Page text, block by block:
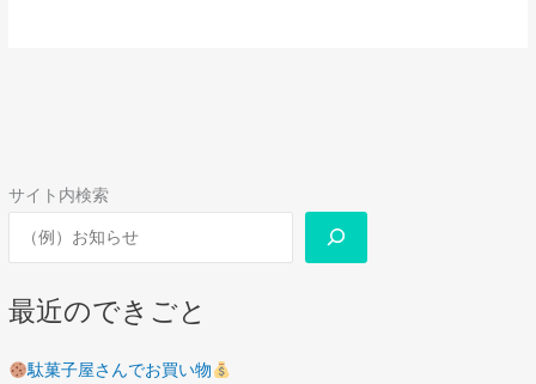
サイト内検索
最近のできごと
駄菓子屋さんでお買い物